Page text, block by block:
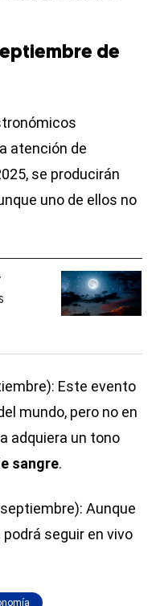
de
atención de
se producirán
uno de ellos no
Este evento
mundo, pero no en
adquiera un tono
sangre.
Aunque
seguir en vivo